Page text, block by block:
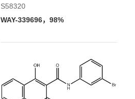
S58320
WAY-339696，98%